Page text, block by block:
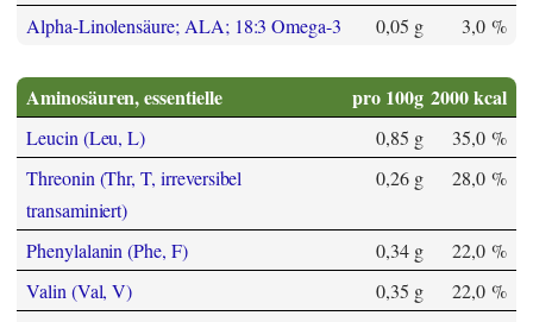
Alpha-Linolensäure; ALA; 18:3 Omega-3
0,05 g 3,0 %
Aminosäuren, essentielle pro 100g 2000 kcal
Leucin (Leu, L) 0,85 g
35,0 %
Threonin (Thr, T, irreversibel
transaminiert)
0,26 g 28,0 %
Phenylalanin (Phe, F) 0,34 g
22,0 %
Valin (Val, V)
0,35 g
22,0 %